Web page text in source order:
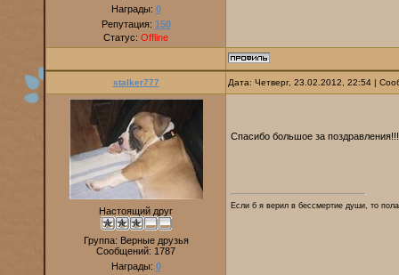
Награды: 0
Репутация: 150
Статус: Offline
stalker777 Дата: Четверг, 23.02.2012, 22:54 |
Настоящий друг
Группа: Верные друзья
Сообщений: 1787
Награды: 0
Спасибо большое за
Если б я верил в бессмертие души, то